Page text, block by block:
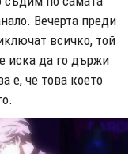
Вечерта преди
всичко, той
иска да го държи
е, че това което